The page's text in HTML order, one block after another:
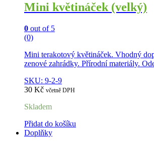
Mini květináček (velký)
0 out of 5
(0)
Mini terakotový květináček. Vhodný
zenové zahrádky. Přírodní materiály.
SKU: 9-2-9
30 Kč včetně DPH
Skladem
Přidat do košíku
Doplňky